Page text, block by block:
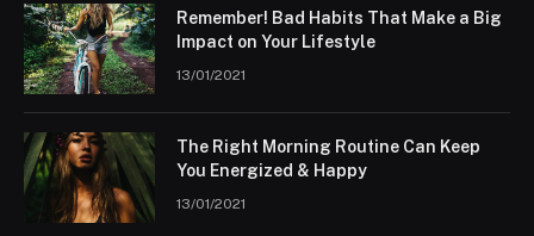
Remember! Bad Habits That Make a Big
Impact on Your Lifestyle
13/01/2021
The Right Morning Routine Can Keep
You Energized & Happy
13/01/2021